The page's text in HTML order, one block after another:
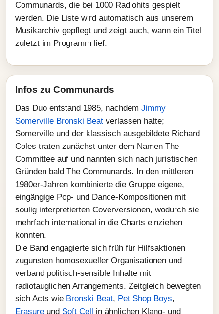
Communards, die bei 1000 Radiohits gespielt
werden. Die Liste wird automatisch aus unserem
Musikarchiv gepflegt und zeigt auch, wann ein Titel
zuletzt im Programm lief.
Infos zu Communards
Das Duo entstand 1985, nachdem Jimmy
Somerville Bronski Beat verlassen hatte;
Somerville und der klassisch ausgebildete Richard
Coles traten zunächst unter dem Namen The
Committee auf und nannten sich nach juristischen
Gründen bald The Communards. In den mittleren
1980er-Jahren kombinierte die Gruppe eigene,
eingängige Pop- und Dance-Kompositionen mit
soulig interpretierten Coverversionen, wodurch sie
mehrfach international in die Charts einziehen
konnten.
Die Band engagierte sich früh für Hilfsaktionen
zugunsten homosexueller Organisationen und
verband politisch-sensible Inhalte mit
radiotauglichen Arrangements. Zeitgleich bewegten
sich Acts wie Bronski Beat, Pet Shop Boys,
Erasure und Soft Cell in ähnlichen Klang- und